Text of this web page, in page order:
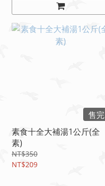
售完
素食十全大補湯1公斤(全
素)
NT$350
NT$209